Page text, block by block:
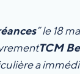
” le 18
TCM
a